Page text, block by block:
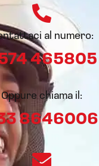
al numero:
465805​
Oppure chiama il:
8646006